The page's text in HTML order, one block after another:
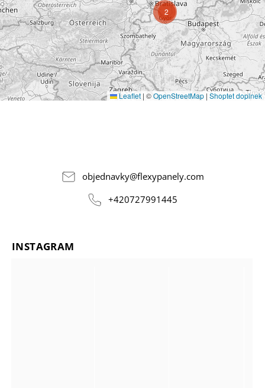
2
Leaflet | ©OpenStreetMap | Shoptet doplnek
objednavky@flexypanely.com
+420727991445
INSTAGRAM